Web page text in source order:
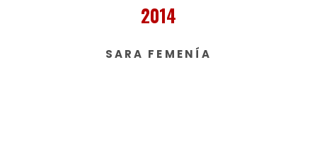
2014
SARA FEMENÍA